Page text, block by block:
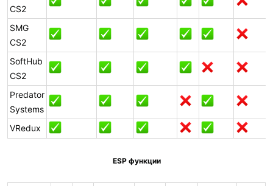
CS2
SMG
CS2
SoftHub
CS2
Predator
Systems
VRedux
ESP функции